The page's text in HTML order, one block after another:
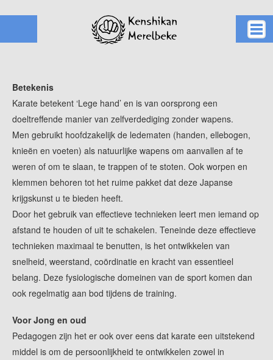
Karate
Kusano ha
Clubs
Werking
Kalender
Info
Betekenis
Karate betekent ‘Lege hand’ en is van oorsprong een
doeltreffende manier van zelfverdediging zonder wapens.
Men gebruikt hoofdzakelijk de ledematen (handen, ellebogen,
knieën en voeten) als natuurlijke wapens om aanvallen af te
weren of om te slaan, te trappen of te stoten. Ook worpen en
klemmen behoren tot het ruime pakket dat deze Japanse
krijgskunst u te bieden heeft.
Door het gebruik van effectieve technieken leert men iemand op
afstand te houden of uit te schakelen. Teneinde deze effectieve
technieken maximaal te benutten, is het ontwikkelen van
snelheid, weerstand, coördinatie en kracht van essentieel
belang. Deze fysiologische domeinen van de sport komen dan
ook regelmatig aan bod tijdens de training.
Voor Jong en oud
Pedagogen zijn het er ook over eens dat karate een uitstekend
middel is om de persoonlijkheid te ontwikkelen zowel in